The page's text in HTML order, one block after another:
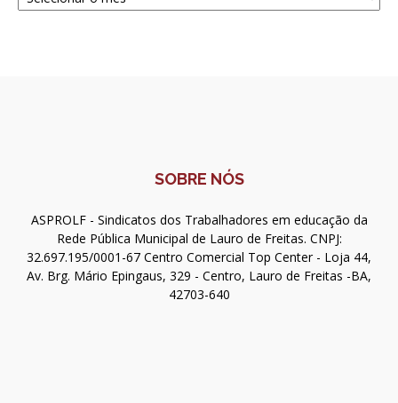
SOBRE NÓS
ASPROLF - Sindicatos dos Trabalhadores em educação da
Rede Pública Municipal de Lauro de Freitas. CNPJ:
32.697.195/0001-67 Centro Comercial Top Center - Loja 44,
Av. Brg. Mário Epingaus, 329 - Centro, Lauro de Freitas -BA,
42703-640